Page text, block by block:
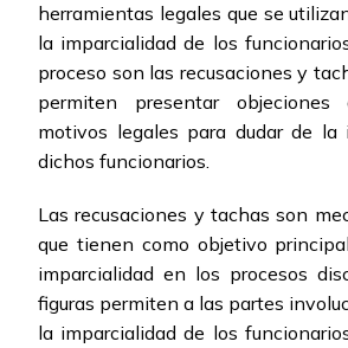
herramientas legales que se
la imparcialidad de los
proceso son las recusaciones y
permiten presentar objeciones
motivos legales para dudar de la
dichos funcionarios.
Las recusaciones y tachas son
que tienen como objetivo
imparcialidad en los procesos
figuras permiten a las partes
la imparcialidad de los